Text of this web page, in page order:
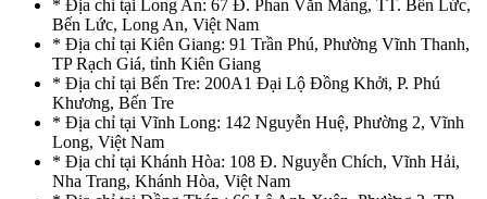
* Địa chỉ tại Long An: 67 Đ. Phan Văn Mảng, TT. Bến Lức,
Bến Lức, Long An, Việt Nam
* Địa chỉ tại Kiên Giang: 91 Trần Phú, Phường Vĩnh Thanh,
TP Rạch Giá, tỉnh Kiên Giang
* Địa chỉ tại Bến Tre: 200A1 Đại Lộ Đồng Khởi, P. Phú
Khương, Bến Tre
* Địa chỉ tại Vĩnh Long: 142 Nguyễn Huệ, Phường 2, Vĩnh
Long, Việt Nam
* Địa chỉ tại Khánh Hòa: 108 Đ. Nguyễn Chích, Vĩnh Hải,
Nha Trang, Khánh Hòa, Việt Nam